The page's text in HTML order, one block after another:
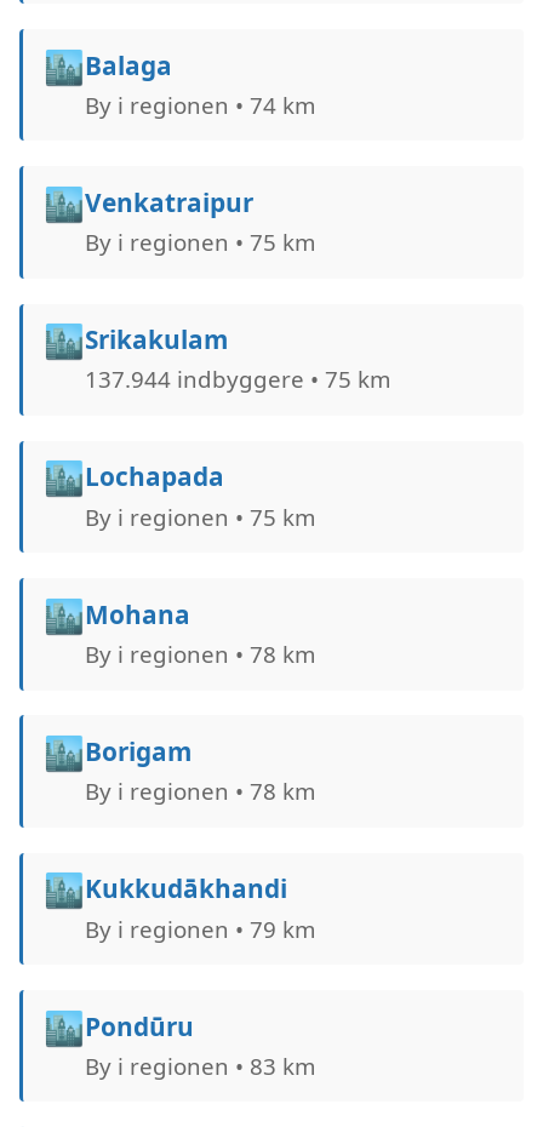
🏙️Balaga
By i regionen • 74 km
🏙️Venkatraipur
By i regionen • 75 km
🏙️Srikakulam
137.944 indbyggere • 75 km
🏙️Lochapada
By i regionen • 75 km
🏙️Mohana
By i regionen • 78 km
🏙️Borigam
By i regionen • 78 km
🏙️Kukkudākhandi
By i regionen • 79 km
🏙️Pondūru
By i regionen • 83 km